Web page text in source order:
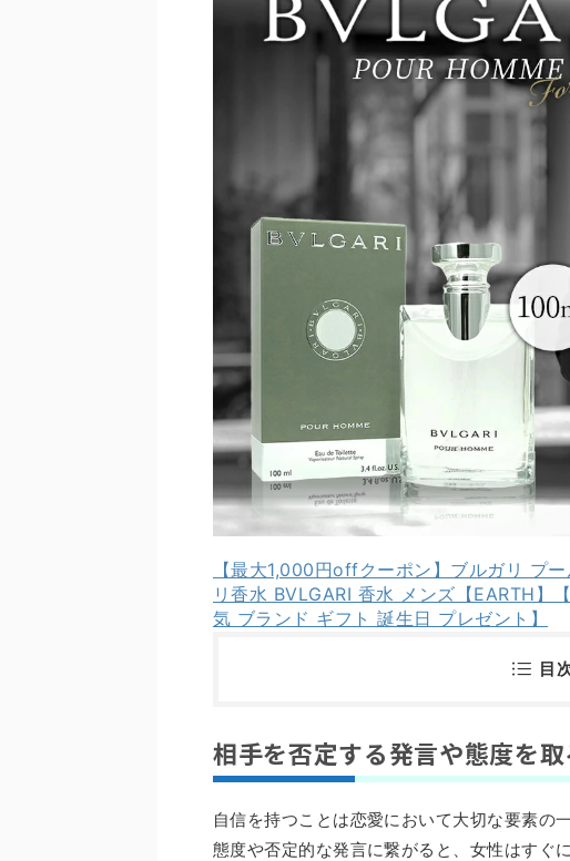
【最大1,000円offクーポン】ブルガリ プ
リ香水 BVLGARI 香水 メンズ【EARTH】
気 ブランド ギフト 誕生日 プレゼント】
目
相手を否定する発言や態度を取
自信を持つことは恋愛において大切な要素の
態度や否定的な発言に繋がると、女性はすぐ